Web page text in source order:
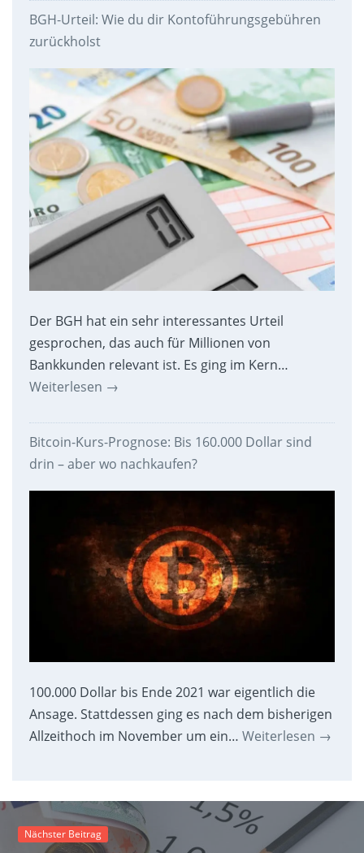
BGH-Urteil: Wie du dir Kontoführungsgebühren
zurückholst
Der BGH hat ein sehr interessantes Urteil
gesprochen, das auch für Millionen von
Bankkunden relevant ist. Es ging im Kern…
Weiterlesen →
Bitcoin-Kurs-Prognose: Bis 160.000 Dollar sind
drin – aber wo nachkaufen?
100.000 Dollar bis Ende 2021 war eigentlich die
Ansage. Stattdessen ging es nach dem bisherigen
Allzeithoch im November um ein… Weiterlesen →
Nächster Beitrag